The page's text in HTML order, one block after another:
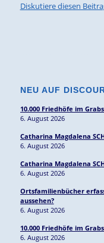
Diskutiere diesen
NEU AUF
10.000 Friedhöfe im
6. August 2026
Catharina Magdalena
6. August 2026
Catharina Magdalena
6. August 2026
Ortsfamilienbücher
aussehen?
6. August 2026
10.000 Friedhöfe im
6. August 2026